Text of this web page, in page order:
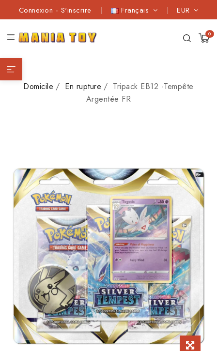
EUR
Français
Connexion - S'inscrire
0
Domicile En rupture
Tripack EB12 -Tempête
Argentée FR